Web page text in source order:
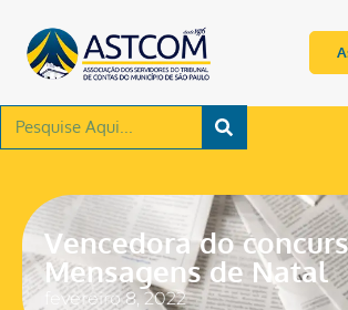
Vencedora do
Mensagens de Natal
fevereiro 8, 2022